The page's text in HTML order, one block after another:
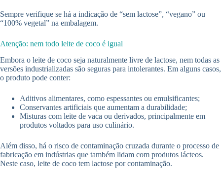
Sempre verifique se há a indicação de “sem lactose”, “vegano” ou
“100% vegetal” na embalagem.
Atenção: nem todo leite de coco é igual
Embora o leite de coco seja naturalmente livre de lactose, nem todas as
versões industrializadas são seguras para intolerantes. Em alguns casos,
o produto pode conter:
Aditivos alimentares, como espessantes ou emulsificantes;
Conservantes artificiais que aumentam a durabilidade;
Misturas com leite de vaca ou derivados, principalmente em
produtos voltados para uso culinário.
Além disso, há o risco de contaminação cruzada durante o processo de
fabricação em indústrias que também lidam com produtos lácteos.
Neste caso, leite de coco tem lactose por contaminação.